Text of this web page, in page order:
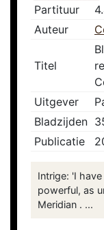
Partituur
Auteur
Titel
Uitgever
Bladzijden
Publicatie
Intrige: 'I
powerful, as
Meridian . ...